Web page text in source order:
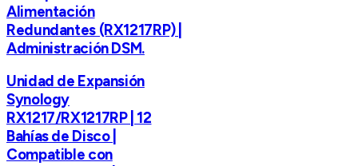
Alimentación
Redundantes (RX1217RP) |
Administración DSM.
Unidad de Expansión
Synology
RX1217/RX1217RP | 12
Bahías de Disco |
Compatible con